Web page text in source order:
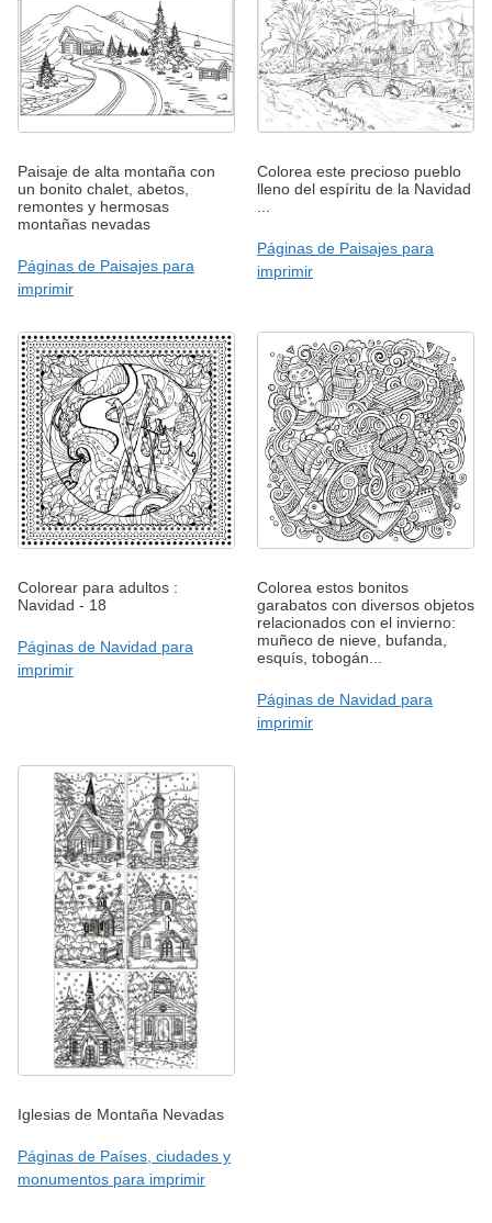
Paisaje de alta montaña con
un bonito chalet, abetos,
remontes y hermosas
montañas nevadas
Páginas de Paisajes para
imprimir
Colorea este precioso pueblo
lleno del espíritu de la Navidad
Páginas de Paisajes para
imprimir
Colorear para adultos :
Navidad - 18
Páginas de Navidad para
imprimir
Colorea estos bonitos
garabatos con diversos objetos
relacionados con el invierno:
muñeco de nieve, bufanda,
esquís, tobogán...
Páginas de Navidad para
imprimir
Iglesias de Montaña Nevadas
Páginas de Países, ciudades y
monumentos para imprimir